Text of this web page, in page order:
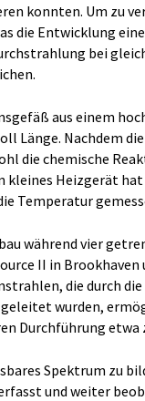
konnten. Um zu
die Entwicklung
bei
aus einem
Länge. Nachdem
die chemische
Heizgerät
Temperatur
während vier
II in Brookhaven
die durch
wurden,
Durchführung etwa
Spektrum zu
und weiter